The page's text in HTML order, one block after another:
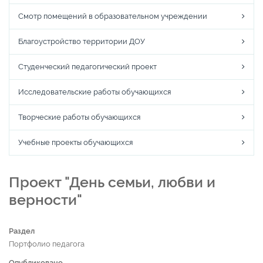
Смотр помещений в образовательном учреждении
Благоустройство территории ДОУ
Студенческий педагогический проект
Исследовательские работы обучающихся
Творческие работы обучающихся
Учебные проекты обучающихся
Проект "День семьи, любви и
верности"
Раздел
Портфолио педагога